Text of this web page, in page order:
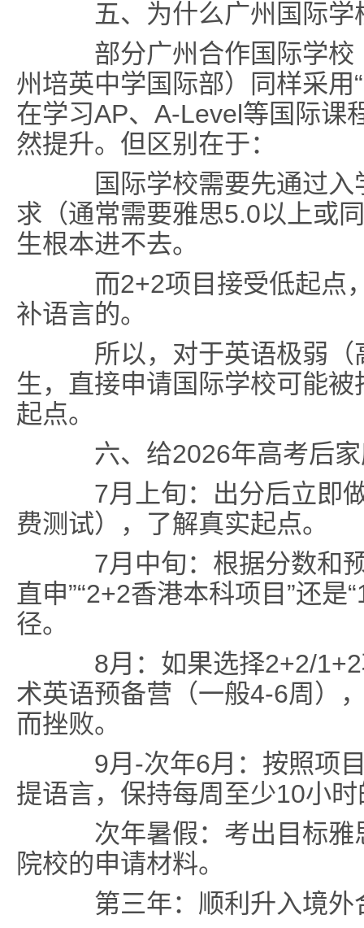
五、为什么广州国际
部分广州合作国际学校
州培英中学国际部）同样采用
在学习AP、A-Level等国际课
然提升。但区别在于：
国际学校需要先通过入
求（通常需要雅思5.0以上或
生根本进不去。
而2+2项目接受低起点
补语言的。
所以， 对于英语极弱
生，直接申请国际学校可能
起点。
六、给2026年高考后
7月上旬：出分后立即
费测试），了解真实起点。
7月中旬：根据分数和
直申”“2+2香港本科项目”还是
径。
8月 ：如果选择2+2/
术英语预备营（一般4-6周）
而挫败。
9月-次年6月 ：按照项
提语言，保持每周至少10小
次年暑假：考出目标
院校的申请材料。
第三年：顺利升入境